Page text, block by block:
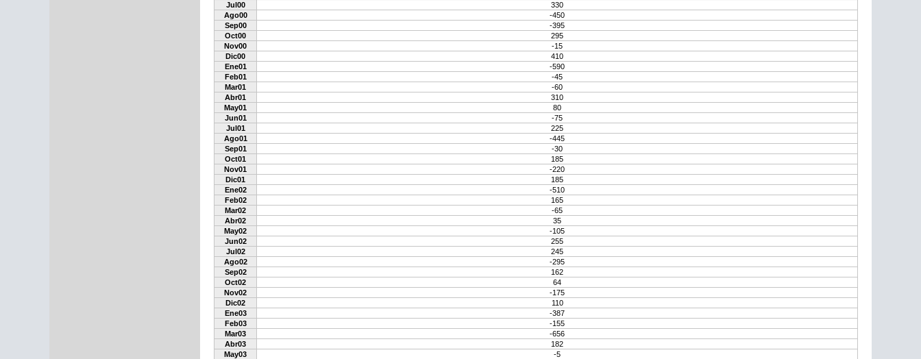
Jul00
330
Ago00
-450
Sep00
-395
Oct00
295
Nov00
-15
Dic00
410
Ene01
-590
Feb01
-45
Mar01
-60
Abr01
310
May01
80
Jun01
-75
Jul01
225
Ago01
-445
Sep01
-30
Oct01
185
Nov01
-220
Dic01
185
Ene02
-510
Feb02
165
Mar02
-65
Abr02
35
May02
-105
Jun02
255
Jul02
245
Ago02
-295
Sep02
162
Oct02
64
Nov02
-175
Dic02
110
Ene03
-387
Feb03
-155
Mar03
-656
Abr03
182
May03
-5